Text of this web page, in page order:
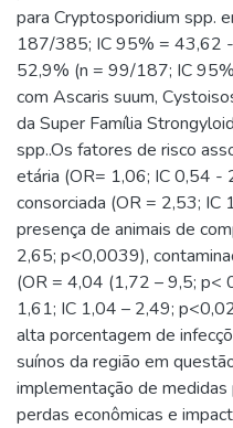
para Cryptosporidium spp.
187/385; IC 95% = 43,62
52,9% (n = 99/187; IC
com Ascaris suum,
da Super Família
spp..Os fatores de risco
etária (OR= 1,06; IC 0,54 -
consorciada (OR = 2,53;
presença de animais de
2,65; p<0,0039),
(OR = 4,04 (1,72 – 9,5; p<
1,61; IC 1,04 – 2,49;
alta porcentagem de
suínos da região em
implementação de
perdas econômicas e